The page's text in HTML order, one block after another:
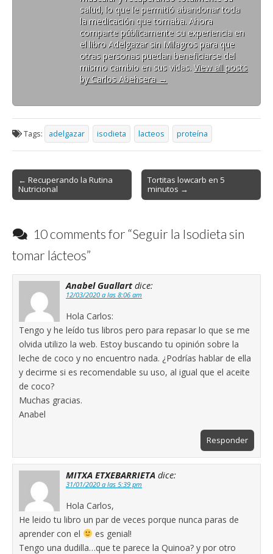
salud, lo que le permitió abandonar toda
la medicación que tomaba. Ahora
comparte públicamente su experiencia en
el libro Adelgazar sin Milagros para que
otras personas puedan beneficiarse del
mismo cambio en sus vidas. View all posts
by Carlos Abehsera →
Tags: adelgazar isodieta lacteos proteína
Post
navigation
← Recuperando la Rutina
Nutricional
Tortitas lowcarb en 5
minutos →
10 comments for “Seguir la Isodieta sin
tomar lácteos”
Anabel Guallart dice:
12/03/2020 a las 8:06 am
Hola Carlos:
Tengo y he leído tus libros pero para repasar lo que se me
olvida utilizo la web. Estoy buscando tu opinión sobre la
leche de coco y no encuentro nada. ¿Podrías hablar de ella
y decirme si es recomendable su uso, al igual que el aceite
de coco?
Muchas gracias.
Anabel
Responder
MITXA ETXEBARRIETA dice:
31/01/2020 a las 5:39 pm
Hola Carlos,
He leido tu libro un par de veces porque nunca paras de
aprender con el
es genial!
Tengo una dudilla…que te parece la Quinoa? y por otro